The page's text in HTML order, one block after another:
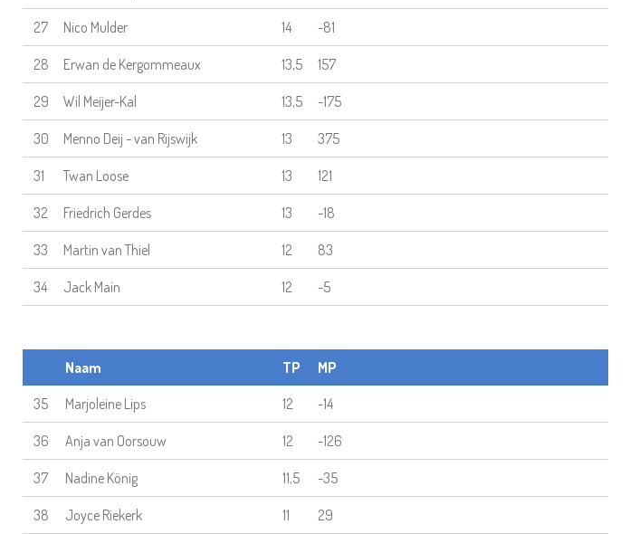
27 Nico Mulder 14 -81
28 Erwan de Kergommeaux 13,5 157
29 Wil Meijer-Kal 13,5 -175
30 Menno Deij - van Rijswijk 13 375
31 Twan Loose 13 121
32 Friedrich Gerdes 13 -18
33 Martin van Thiel 12 83
34 Jack Main 12 -5
Naam TP
MP
35
Marjoleine Lips 12 -14
36 Anja van Oorsouw 12 -126
37 Nadine König 11,5 -35
38 Joyce Riekerk 11 29